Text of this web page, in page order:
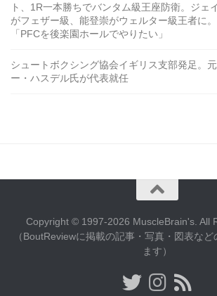
ト、1R一本勝ちでバンタム級王座防衛。ジェ
がフェザー級、能登崇がウェルター級王者に
「PFCを後楽園ホールでやりたい」
シュートボクシング協会イギリス支部発足。
ー・ハスデル氏が代表就任
Copyright © 1997-2026 MuscleBrain's. All
（BoutReviewに掲載の記事・写真・図表な
ます）